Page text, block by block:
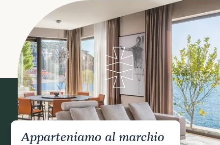
Apparteniamo al marchio